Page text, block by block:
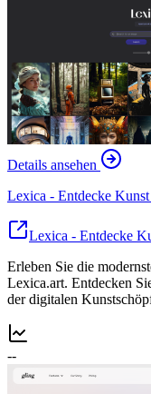
Details ansehen
Lexica - Entdecke
Lexica - Entdecke
Erleben Sie die
Lexica.art. Entdecken
der digitalen
--